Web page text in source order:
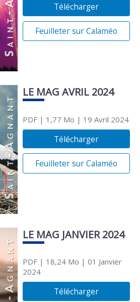
Télécharger
Feuilleter sur Calaméo
LE MAG AVRIL 2024
PDF| 1,77 Mo | 19 Avril 2024
Télécharger
Feuilleter sur Calaméo
LE MAG JANVIER 2024
PDF| 18,24 Mo | 01 Janvier
2024
Télécharger